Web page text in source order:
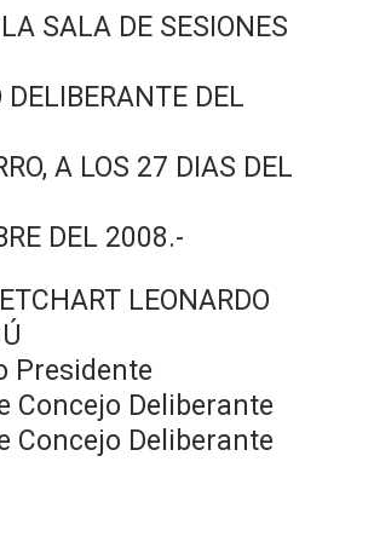
SALA DE SESIONES
DELIBERANTE DEL
A LOS 27 DIAS DEL
DEL 2008.-
LEONARDO
Presidente
Concejo Deliberante
Concejo Deliberante